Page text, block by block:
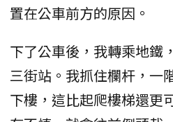
置在公車前方的原因。
下了公車後，我轉乘地鐵
三街站。我抓住欄杆，一
下樓，這比起爬樓梯還更